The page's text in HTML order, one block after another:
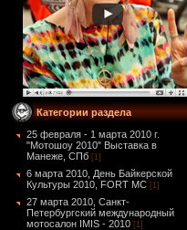
Категории раздела
25 февраля - 1 марта 2010 г.
"Мотошоу 2010" Выставка в
Манеже, СПб [1]
6 марта 2010, День Байкерской
Культуры 2010, FORT MC [1]
27 марта 2010, Санкт-
Петербургский международный
мотосалон IMIS - 2010 [1]